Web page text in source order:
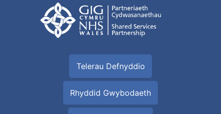
Telerau Defnyddio
Rhyddid Gwybodaeth